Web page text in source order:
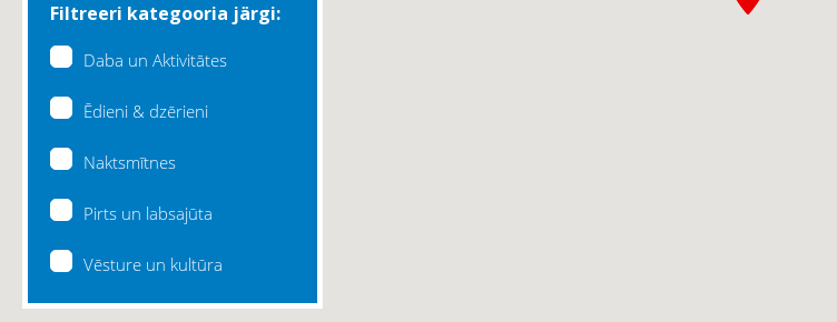
Lääne-Harju vald
Filtreeri kategooria järgi:
Daba un Aktivitātes
Ēdieni & dzērieni
Naktsmītnes
Pirts un labsajūta
Vēsture un kultūra